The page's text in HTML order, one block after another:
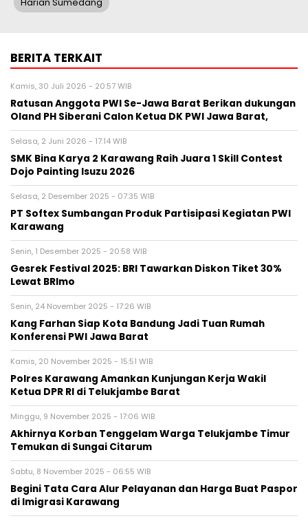
BERITA TERKAIT
Kamis, 30 Juli 2026 - 20:57 WIB
Ratusan Anggota PWI Se-Jawa Barat Berikan dukungan
Oland PH Siberani Calon Ketua DK PWI Jawa Barat,
Selasa, 2 Juni 2026 - 17:14 WIB
SMK Bina Karya 2 Karawang Raih Juara 1 Skill Contest
Dojo Painting Isuzu 2026
Selasa, 2 Desember 2025 - 07:35 WIB
PT Softex Sumbangan Produk Partisipasi Kegiatan PWI
Karawang
Senin, 1 Desember 2025 - 20:58 WIB
Gesrek Festival 2025: BRI Tawarkan Diskon Tiket 30%
Lewat BRImo
Senin, 24 November 2025 - 17:26 WIB
Kang Farhan Siap Kota Bandung Jadi Tuan Rumah
Konferensi PWI Jawa Barat
Kamis, 20 November 2025 - 15:51 WIB
Polres Karawang Amankan Kunjungan Kerja Wakil
Ketua DPR RI di Telukjambe Barat
Minggu, 9 November 2025 - 17:06 WIB
Akhirnya Korban Tenggelam Warga Telukjambe Timur
Temukan di Sungai Citarum
Sabtu, 8 November 2025 - 06:55 WIB
Begini Tata Cara Alur Pelayanan dan Harga Buat Paspor
di Imigrasi Karawang